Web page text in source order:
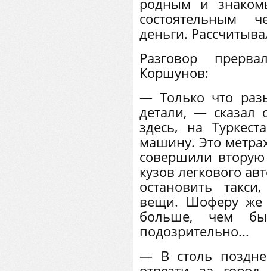
родным и
состоятельным
деньги.
Разговор
Коршунов:
— Только что
детали, — сказал
здесь, на
машину. Это
совершили
кузов легкового
остановить
вещи. Шоферу же
больше, чем
подозрительно...
— В столь